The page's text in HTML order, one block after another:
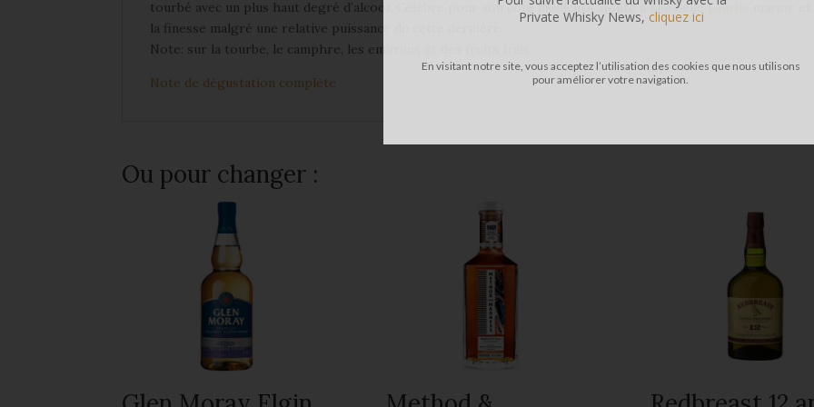
tourbé avec un plus haut degré d’alcool. Célèbre pour son coté médicinal ajouté à une belletourbe
la finesse malgré une relative puissance de cette dernière.
Note: sur la tourbe, le camphre, les embruns et des fruits frais.
Note de dégustation complète
Ou pour changer :
En visitant notre site, vous acceptez l’utilisation des cookies que nous utilisons
pour améliorer votre navigation.
Private Whisky News, cliquez ici